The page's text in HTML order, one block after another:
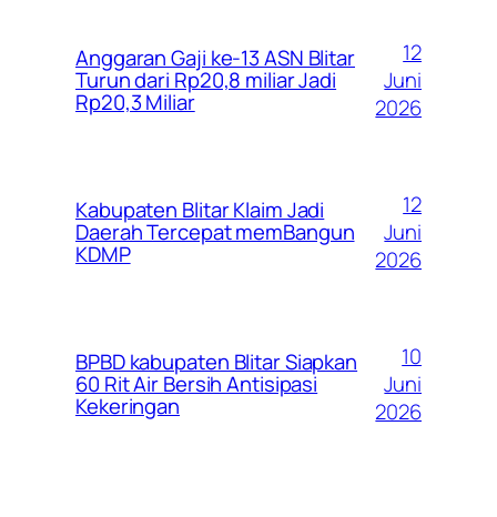
Anggaran Gaji ke-13 ASN Blitar
Turun dari Rp20,8 miliar Jadi
Rp20,3 Miliar
12
Juni
2026
Kabupaten Blitar Klaim Jadi
Daerah Tercepat memBangun
KDMP
12
Juni
2026
BPBD kabupaten Blitar Siapkan
60 Rit Air Bersih Antisipasi
Kekeringan
10
Juni
2026